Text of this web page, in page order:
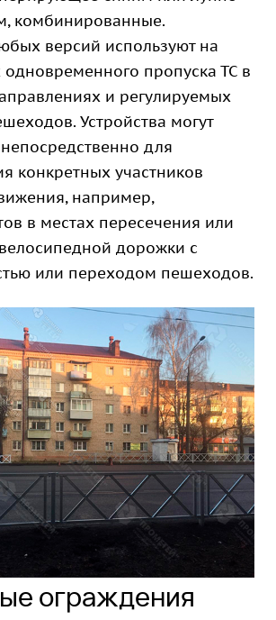
комбинированные.
версий используют на
одновременного пропуска ТС в
и регулируемых
Устройства могут
для
конкретных участников
например,
в местах пересечения или
дорожки с
или переходом пешеходов.
ограждения